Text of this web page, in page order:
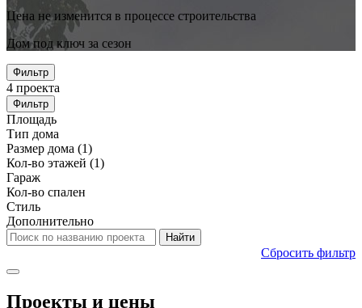
Цена не изменится в процессе строительства
Дом под ключ за сезон
Фильтр
4 проекта
Фильтр
Площадь
Тип дома
Размер дома (1)
Кол-во этажей (1)
Гараж
Кол-во спален
Стиль
Дополнительно
Сбросить фильтр
Проекты и цены